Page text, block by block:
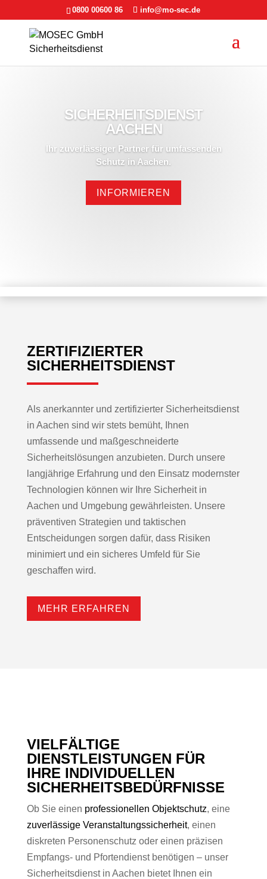
0800 00600 86 info@mo-sec.de
SICHERHEITSDIENST
AACHEN
Ihr zuverlässiger Partner für umfassenden
Schutz in Aachen.
INFORMIEREN
ZERTIFIZIERTER
SICHERHEITSDIENST
Als anerkannter und zertifizierter Sicherheitsdienst
in Aachen sind wir stets bemüht, Ihnen
umfassende und maßgeschneiderte
Sicherheitslösungen anzubieten. Durch unsere
langjährige Erfahrung und den Einsatz modernster
Technologien können wir Ihre Sicherheit in
Aachen und Umgebung gewährleisten. Unsere
präventiven Strategien und taktischen
Entscheidungen sorgen dafür, dass Risiken
minimiert und ein sicheres Umfeld für Sie
geschaffen wird.
MEHR ERFAHREN
VIELFÄLTIGE
DIENSTLEISTUNGEN FÜR
IHRE INDIVIDUELLEN
SICHERHEITSBEDÜRFNISSE
Ob Sie einen professionellen Objektschutz, eine
zuverlässige Veranstaltungssicherheit, einen
diskreten Personenschutz oder einen präzisen
Empfangs- und Pfortendienst benötigen – unser
Sicherheitsdienst in Aachen bietet Ihnen ein